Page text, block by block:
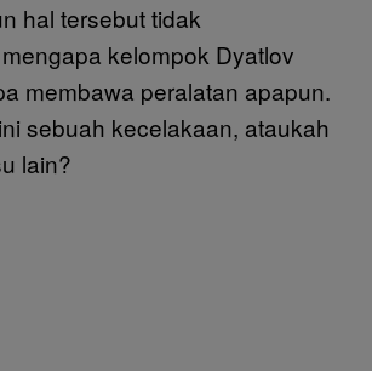
hal tersebut tidak
kelompok Dyatlov
membawa peralatan apapun.
sebuah kecelakaan, ataukah
lain?